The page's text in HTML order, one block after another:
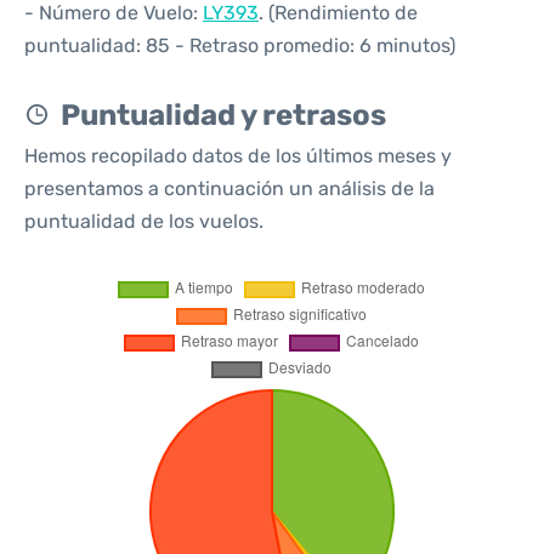
- Número de Vuelo: LY393. (Rendimiento de
puntualidad: 85 - Retraso promedio: 6 minutos)
Puntualidad y retrasos
Hemos recopilado datos de los últimos meses y
presentamos a continuación un análisis de la
puntualidad de los vuelos.